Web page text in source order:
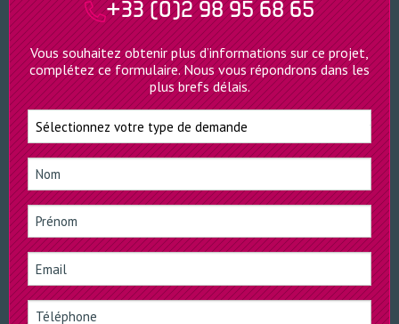
+33 (0)2 98 95 68 65
Vous souhaitez obtenir plus d’informations sur ce projet,
complétez ce formulaire. Nous vous répondrons dans les
plus brefs délais.
Type
de
demande
Nom
(Nécessaire)
Prénom
(Nécessaire)
E-
mail
(Nécessaire)
Téléphone